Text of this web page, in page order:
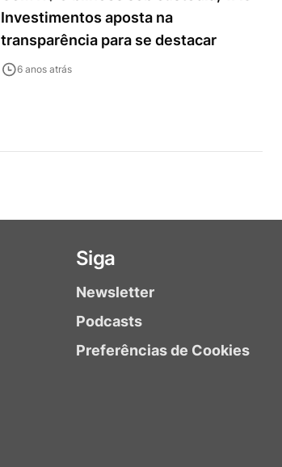
Investimentos aposta na
transparência para se destacar
6 anos atrás
Siga
Newsletter
Podcasts
Preferências de Cookies